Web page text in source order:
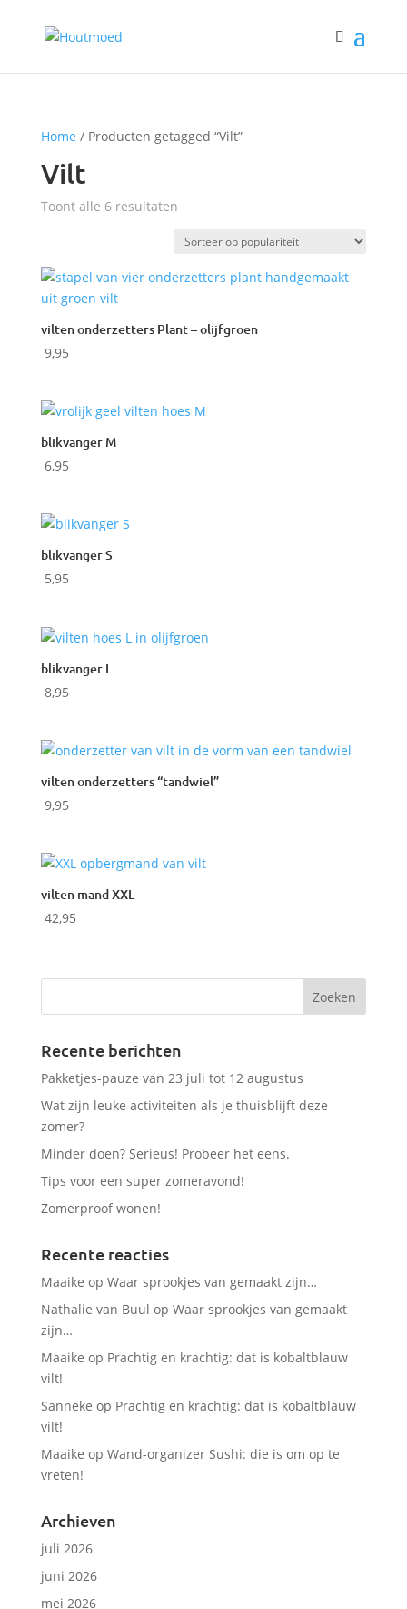
Home / Producten getagged “Vilt”
Vilt
Toont alle 6 resultatenGesorteerd
populariteit
vilten onderzetters Plant – olijfgroen
9,95
blikvanger M
6,95
blikvanger S
5,95
blikvanger L
8,95
vilten onderzetters “tandwiel”
9,95
vilten mand XXL
42,95
Recente berichten
Pakketjes-pauze van 23 juli tot 12 augustus
Wat zijn leuke activiteiten als je thuisblijft deze
zomer?
Minder doen? Serieus! Probeer het eens.
Tips voor een super zomeravond!
Zomerproof wonen!
Recente reacties
Maaike op Waar sprookjes van gemaakt zijn…
Nathalie van Buul op Waar sprookjes van gemaakt
zijn…
Maaike op Prachtig en krachtig: dat is kobaltblauw
vilt!
Sanneke op Prachtig en krachtig: dat is kobaltblauw
vilt!
Maaike op Wand-organizer Sushi: die is om op te
vreten!
Archieven
juli 2026
juni 2026
mei 2026